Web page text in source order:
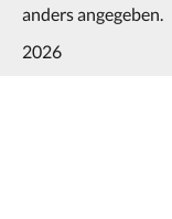
anders angegeben.
2026